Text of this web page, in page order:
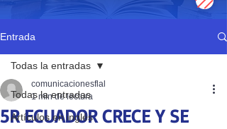
Entrada
Todas la entradas
Artículos en inglés
Todas la entradas
5R ECUADOR CRECE Y SE
comunicacionesflal
1 min de lectura